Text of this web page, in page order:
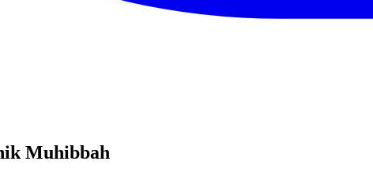
Muhibbah